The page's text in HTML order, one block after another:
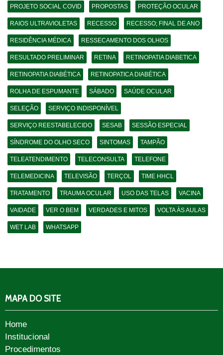
PROJETO SOCIAL COVID PROPOSTAS PROTEÇÃO OCULAR
RAIOS ULTRAVIOLETAS RECESSO RECESSO; FINAL DE ANO
RESIDÊNCIA MÉDICA RESSECAMENTO DOS OLHOS
RESULTADO PRELIMINAR RETINA RETINOPATIA DIABETICA
RETINOPATIA DIABÉTICA RETINOPATICA DIABÉTICA
ROLHA DE ESPUMANTE SÁBADO SAÚDE OCULAR
SELEÇÃO SERVIÇO INDISPONÍVEL
SERVIÇO REESTABELECIDO SESAB SESSÃO ESPECIAL
SÍNDROME DO OLHO SECO SINTOMAS TAMPÃO
TELEATENDIMENTO TELECONSULTA TELEFONE
TELEMEDICINA TELEVISÃO TERÇOL TIME HHCL
TRATAMENTO TRAUMA OCULAR USO DAS TELAS VACINA
VAIDADE VER O BEM VERDADES E MITOS VOLTA ÀS AULAS
WET LAB WHATSAPP
MAPA DO SITE
Home
Institucional
Procedimentos